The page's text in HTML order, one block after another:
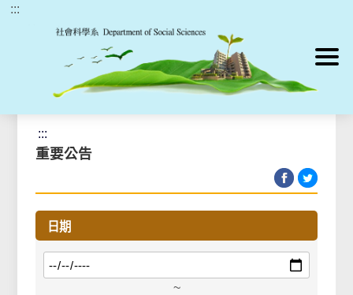
跳到主要內容區塊
:::
最新消息>重要公告
:::
重要公告
日期
~